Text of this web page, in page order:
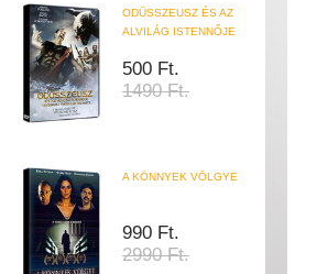
ODÜSSZEUSZ ÉS AZ
ALVILÁG ISTENNŐJE
500 Ft.
1490 Ft.
A KÖNNYEK VÖLGYE
990 Ft.
2990 Ft.